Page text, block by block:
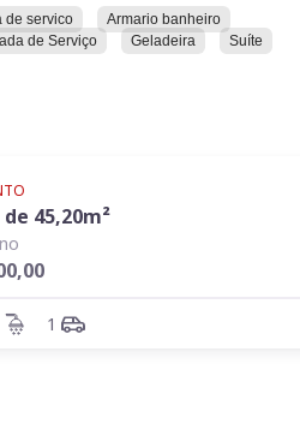
de servico
Armario banheiro
de Serviço Geladeira
Suíte
45,20m²
1